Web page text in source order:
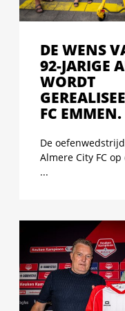
DE WENS
92-JARIGE
WORDT
FC EMMEN.
De
Almere City FC
...